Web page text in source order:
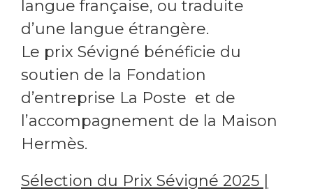
langue française, ou traduite
d’une langue étrangère.
Le prix Sévigné bénéficie du
soutien de la Fondation
d’entreprise La Poste et de
l’accompagnement de la Maison
Hermès.
Sélection du Prix Sévigné 2025 |